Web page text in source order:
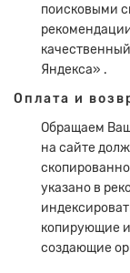
поисковыми
Яндекса» .
Оплата и
Обращаем
на сайте
указано в
копирующие
создающие